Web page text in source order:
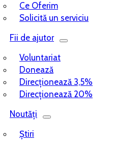
Ce Oferim
Solicită un serviciu
Fii de ajutor
Voluntariat
Donează
Direcționează 3,5%
Direcționează 20%
Noutăți
Știri